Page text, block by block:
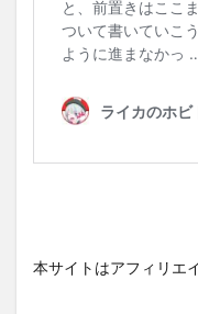
本サイトはアフィリエ